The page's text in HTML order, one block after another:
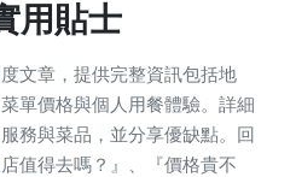
用貼士
文章，提供完整資訊包括地
單價格與個人用餐體驗。詳細
務與菜品，並分享優缺點。回
值得去嗎？』、『價格貴不